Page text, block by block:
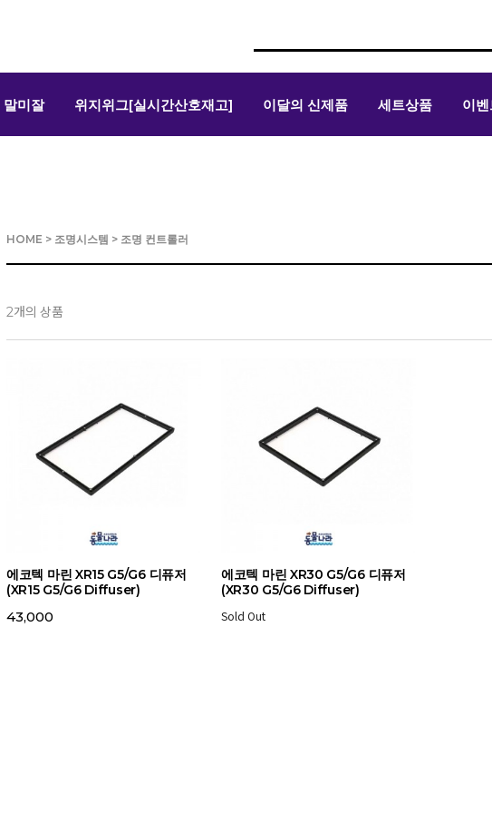
말미잘 위지위그[실시간산호재고] 이달의 신제품 세트상품 이
HOME > 조명시스템 > 조명 컨트롤러
2개의 상품
에코텍 마린 XR15 G5/G6 디퓨저
(XR15 G5/G6 Diffuser)
43,000
에코텍 마린 XR30 G5/G6 디퓨저
(XR30 G5/G6 Diffuser)
Sold Out